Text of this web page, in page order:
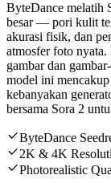
ByteDance melatih
besar — pori kulit
akurasi fisik, dan
atmosfer foto
gambar dan
model ini
kebanyakan
bersama Sora 2
ByteDance
2K & 4K
Photorealistic